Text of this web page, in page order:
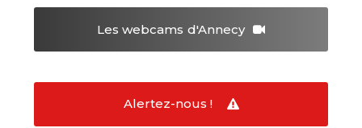
Les webcams d'Annecy
Alertez-nous !